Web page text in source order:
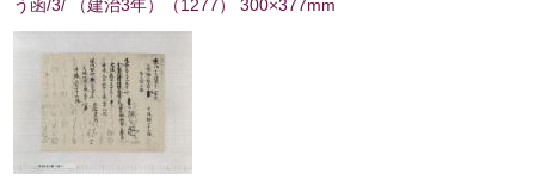
う函/3/ （建治3年） （1277） 300×377mm